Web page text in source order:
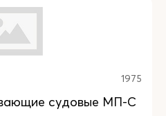
1975
судовые МП-С